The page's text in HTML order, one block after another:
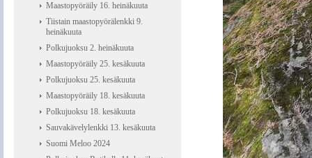
Maastopyöräily 16. heinäkuuta
Tiistain maastopyörälenkki 9.
heinäkuuta
Polkujuoksu 2. heinäkuuta
Maastopyöräily 25. kesäkuuta
Polkujuoksu 25. kesäkuuta
Maastopyöräily 18. kesäkuuta
Polkujuoksu 18. kesäkuuta
Sauvakävelylenkki 13. kesäkuuta
Suomi Meloo 2024